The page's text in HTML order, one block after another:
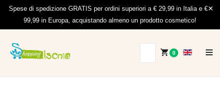
Spese di spedizione GRATIS per ordini superiori a € 29,99 in Italia e €
99,99 in Europa, acquistando almeno un prodotto cosmetico!
0